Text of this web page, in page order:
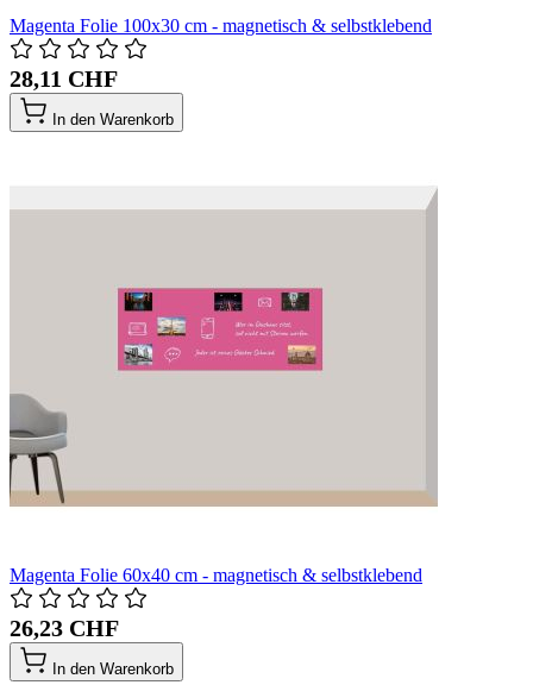
Magenta Folie 100x30 cm - magnetisch & selbstklebend
28,11 CHF
In den Warenkorb
Magenta Folie 60x40 cm - magnetisch & selbstklebend
26,23 CHF
In den Warenkorb